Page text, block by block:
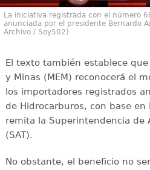
La iniciativa registrada con el número
anunciada por el presidente Bernardo
Archivo / Soy502)
El texto también establece
y Minas (MEM) reconocerá el
los importadores registrados
de Hidrocarburos, con base
remita la Superintendencia de
(SAT).
No obstante, el beneficio no